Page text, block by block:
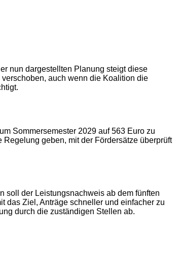
nun dargestellten Planung steigt diese
auch wenn die Koalition die
Sommersemester 2029 auf 563 Euro zu
geben, mit der Fördersätze überprüft
soll der Leistungsnachweis ab dem fünften
das Ziel, Anträge schneller und einfacher zu
durch die zuständigen Stellen ab.